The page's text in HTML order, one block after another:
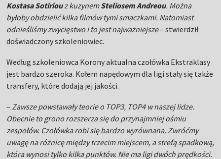
Kostasa Sotiriouz kuzynemSteliosem Andreou. Można
byłoby obdzielić kilka filmów tymi smaczkami. Natomiast
odnieśliśmy zwycięstwo i to jest najważniejsze– stwierdził
doświadczony szkoleniowiec.
Według szkoleniowca Korony aktualna czołówka Ekstraklasy
jest bardzo szeroka. Kołem napędowym dla ligi stały się także
transfery, które dodają jej jakości.
–Zawsze powstawały teorie o TOP3, TOP4 w naszej lidze.
Obecnie to grono rozszerza się do przynajmniej ośmiu
zespołów. Czołówka robi się bardzo wyrównana. Zwróćmy
uwagę na różnicę między trzecim miejscem, a strefą spadkową,
która wynosi tylko kilka punktów. Nie ma ligi dwóch prędkości.